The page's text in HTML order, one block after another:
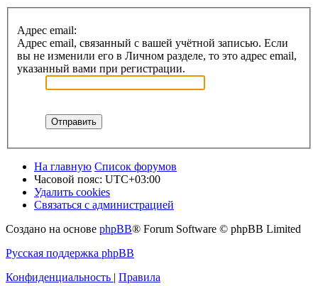
Адрес email:
Адрес email, связанный с вашей учётной записью. Если
вы не изменили его в Личном разделе, то это адрес email,
указанный вами при регистрации.
На главную Список форумов
Часовой пояс: UTC+03:00
Удалить cookies
Связаться с администрацией
Создано на основе phpBB® Forum Software © phpBB Limited
Русская поддержка phpBB
Конфиденциальность | Правила